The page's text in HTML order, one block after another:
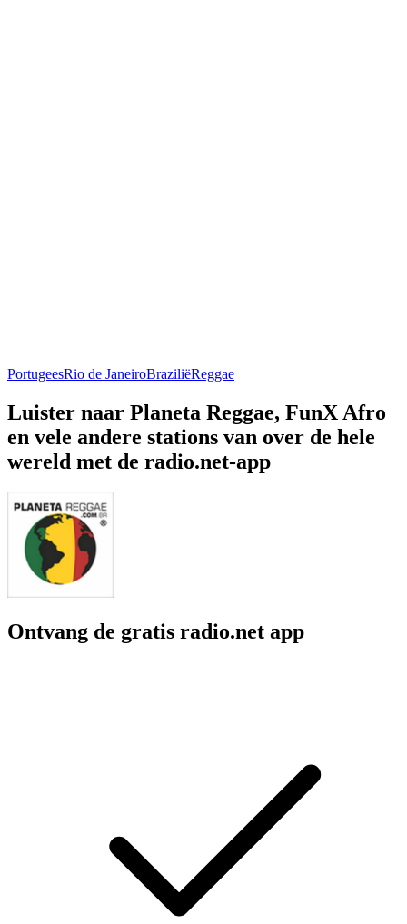
PortugeesRio de JaneiroBraziliëReggae
Luister naar Planeta Reggae, FunX Afro
en vele andere stations van over de hele
wereld met de radio.net-app
Ontvang de gratis radio.net app